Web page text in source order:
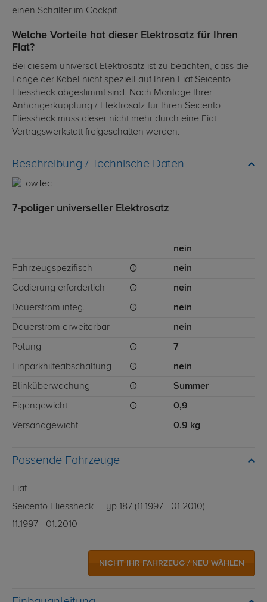
einen Schalter im Cockpit.
Welche Vorteile hat dieser Elektrosatz für Ihren
Fiat?
Bei diesem universal Elektrosatz ist zu beachten, dass die
Länge der Kabel nicht speziell auf Ihren Fiat Seicento
Fliessheck abgestimmt sind. Nach Montage Ihrer
Anhängerkupplung / Elektrosatz für Ihren Seicento
Fliessheck muss dieser nicht mehr durch eine Fiat
Vertragswerkstatt freigeschalten werden.
Technische Daten
7-poliger universeller Elektrosatz
nein
Fahrzeugspezifisch nein
Codierung erforderlich nein
Dauerstrom integ. nein
Dauerstrom erweiterbar nein
Polung 7
Einparkhilfeabschaltung nein
Blinküberwachung Summer
Eigengewicht 0,9
Versandgewicht 0.9 kg
Passende Fahrzeuge
Fiat
Seicento Fliessheck - Typ 187 (11.1997 - 01.2010)
11.1997 - 01.2010
NICHT IHR FAHRZEUG / NEU WÄHLEN